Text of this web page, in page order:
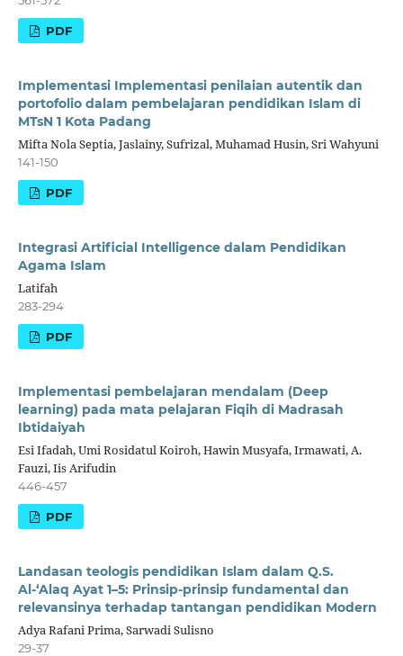
PDF
Implementasi Implementasi penilaian autentik dan
portofolio dalam pembelajaran pendidikan Islam di
MTsN 1 Kota Padang
Mifta Nola Septia, Jaslainy, Sufrizal, Muhamad Husin, Sri Wahyuni
141-150
PDF
Integrasi Artificial Intelligence dalam Pendidikan
Agama Islam
Latifah
283-294
PDF
Implementasi pembelajaran mendalam (Deep
learning) pada mata pelajaran Fiqih di Madrasah
Ibtidaiyah
Esi Ifadah, Umi Rosidatul Koiroh, Hawin Musyafa, Irmawati, A.
Fauzi, Iis Arifudin
446-457
PDF
Landasan teologis pendidikan Islam dalam Q.S.
Al-‘Alaq Ayat 1–5: Prinsip-prinsip fundamental dan
relevansinya terhadap tantangan pendidikan Modern
Adya Rafani Prima, Sarwadi Sulisno
29-37